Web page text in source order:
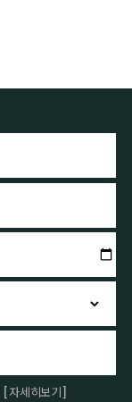
[자세히보기]